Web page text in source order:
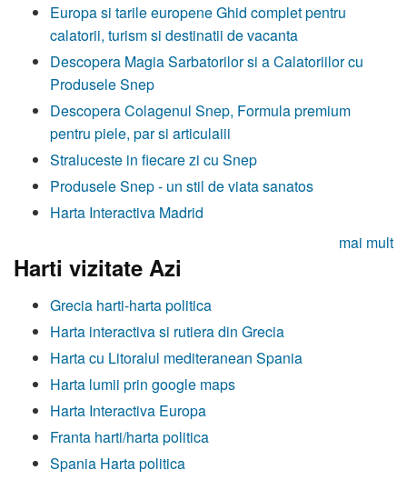
Europa si tarile europene Ghid complet pentru
calatorii, turism si destinatii de vacanta
Descopera Magia Sarbatorilor si a Calatoriilor cu
Produsele Snep
Descopera Colagenul Snep, Formula premium
pentru piele, par si articulaiii
Straluceste in fiecare zi cu Snep
Produsele Snep - un stil de viata sanatos
Harta Interactiva Madrid
mai mult
Harti vizitate Azi
Grecia harti-harta politica
Harta interactiva si rutiera din Grecia
Harta cu Litoralul mediteranean Spania
Harta lumii prin google maps
Harta Interactiva Europa
Franta harti/harta politica
Spania Harta politica